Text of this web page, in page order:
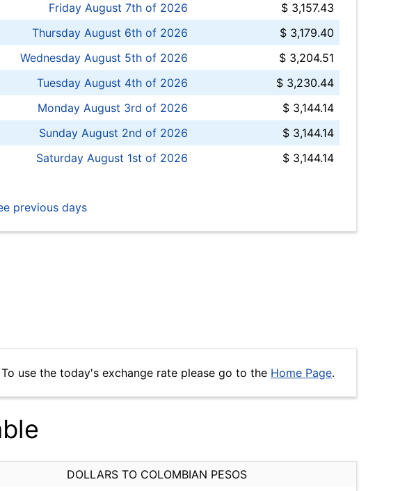
Friday August 7th of 2026
$ 3,157.43
Thursday August 6th of 2026
$ 3,179.40
Wednesday August 5th of 2026
$ 3,204.51
Tuesday August 4th of 2026
$ 3,230.44
Monday August 3rd of 2026
$ 3,144.14
Sunday August 2nd of 2026
$ 3,144.14
Saturday August 1st of 2026
$ 3,144.14
previous days
use the today's exchange rate please go to the Home Page.
DOLLARS TO COLOMBIAN PESOS